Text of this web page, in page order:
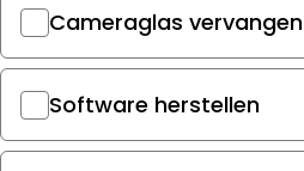
Cameraglas vervangen
Software herstellen